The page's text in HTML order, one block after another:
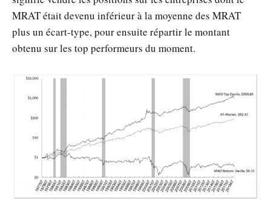
MRAT était devenu inférieur à la moyenne des MRAT
plus un écart-type, pour ensuite répartir le montant
obtenu sur les top performeurs du moment.